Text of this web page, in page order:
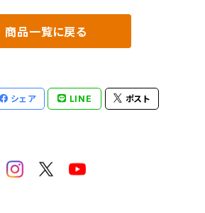
商品一覧に戻る
シェア LINE ポスト